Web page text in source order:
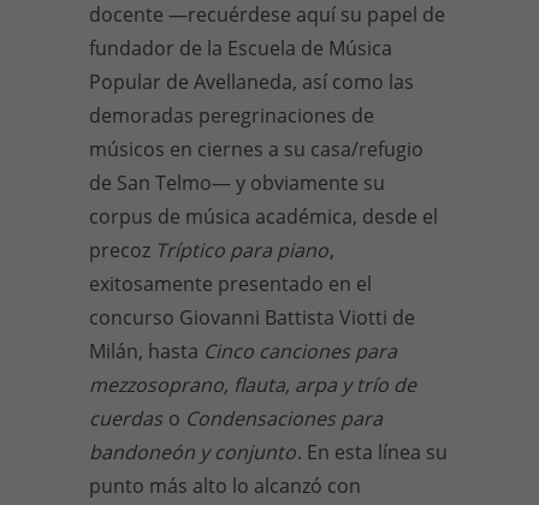
docente —recuérdese aquí su papel de
fundador de la Escuela de Música
Popular de Avellaneda, así como las
demoradas peregrinaciones de
músicos en ciernes a su casa/refugio
de San Telmo— y obviamente su
corpus de música académica, desde el
precoz Tríptico para piano,
exitosamente presentado en el
concurso Giovanni Battista Viotti de
Milán, hasta Cinco canciones para
mezzosoprano, flauta, arpa y trío de
cuerdas o Condensaciones para
bandoneón y conjunto. En esta línea su
punto más alto lo alcanzó con